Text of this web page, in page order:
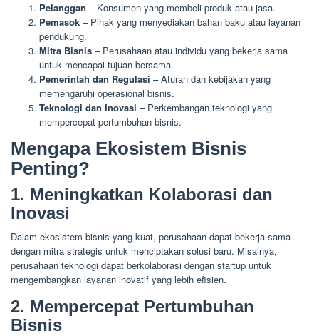
Pelanggan – Konsumen yang membeli produk atau jasa.
Pemasok – Pihak yang menyediakan bahan baku atau layanan
pendukung.
Mitra Bisnis – Perusahaan atau individu yang bekerja sama
untuk mencapai tujuan bersama.
Pemerintah dan Regulasi – Aturan dan kebijakan yang
memengaruhi operasional bisnis.
Teknologi dan Inovasi – Perkembangan teknologi yang
mempercepat pertumbuhan bisnis.
Mengapa Ekosistem Bisnis
Penting?
1. Meningkatkan Kolaborasi dan
Inovasi
Dalam ekosistem bisnis yang kuat, perusahaan dapat bekerja sama
dengan mitra strategis untuk menciptakan solusi baru. Misalnya,
perusahaan teknologi dapat berkolaborasi dengan startup untuk
mengembangkan layanan inovatif yang lebih efisien.
2. Mempercepat Pertumbuhan
Bisnis